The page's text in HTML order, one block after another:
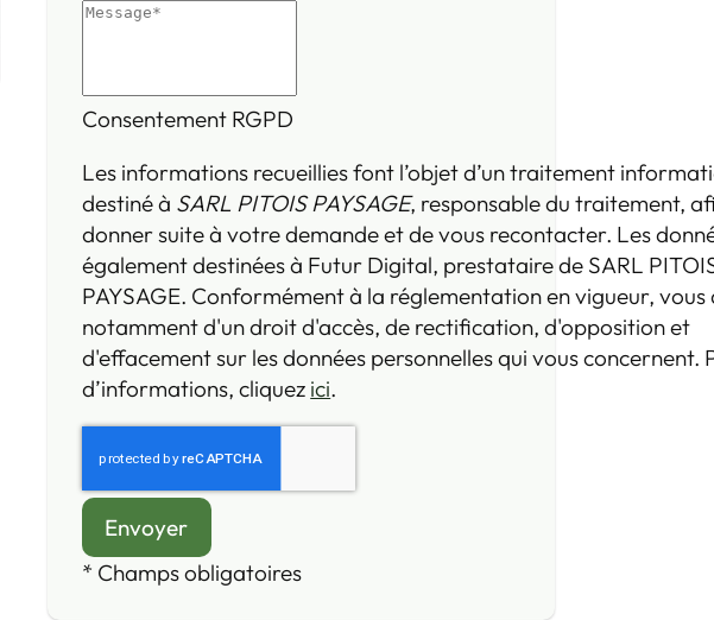
Consentement RGPD
Les informations recueillies font l’objet d’un traitement
destiné à SARL PITOIS PAYSAGE, responsable du traitement,
donner suite à votre demande et de vous recontacter. Les
également destinées à Futur Digital, prestataire de SARL
PAYSAGE. Conformément à la réglementation en vigueur, vous
notamment d'un droit d'accès, de rectification, d'opposition et
d'effacement sur les données personnelles qui vous concernent.
d’informations, cliquez ici.
* Champs obligatoires